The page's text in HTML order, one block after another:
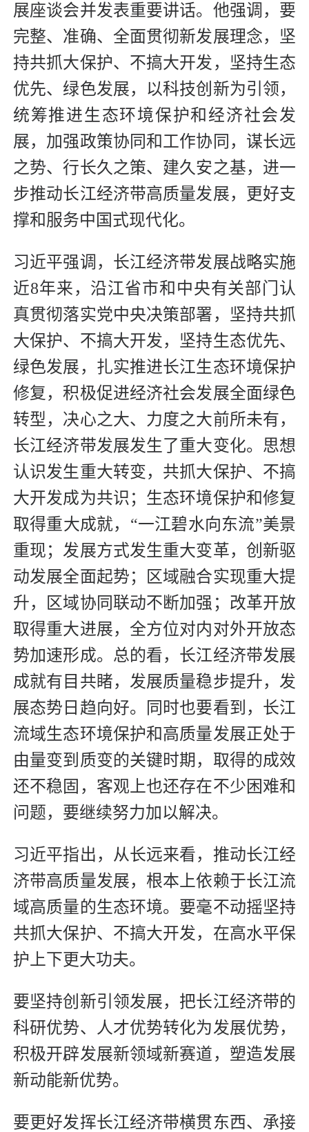
展座谈会并发表重要讲话。他强调，要
完整、准确、全面贯彻新发展理念，坚
持共抓大保护、不搞大开发，坚持生态
优先、绿色发展，以科技创新为引领，
统筹推进生态环境保护和经济社会发
展，加强政策协同和工作协同，谋长远
之势、行长久之策、建久安之基，进一
步推动长江经济带高质量发展，更好支
撑和服务中国式现代化。
习近平强调，长江经济带发展战略实施
近8年来，沿江省市和中央有关部门认
真贯彻落实党中央决策部署，坚持共抓
大保护、不搞大开发，坚持生态优先、
绿色发展，扎实推进长江生态环境保护
修复，积极促进经济社会发展全面绿色
转型，决心之大、力度之大前所未有，
长江经济带发展发生了重大变化。思想
认识发生重大转变，共抓大保护、不搞
大开发成为共识；生态环境保护和修复
取得重大成就，“一江碧水向东流”美景
重现；发展方式发生重大变革，创新驱
动发展全面起势；区域融合实现重大提
升，区域协同联动不断加强；改革开放
取得重大进展，全方位对内对外开放态
势加速形成。总的看，长江经济带发展
成就有目共睹，发展质量稳步提升，发
展态势日趋向好。同时也要看到，长江
流域生态环境保护和高质量发展正处于
由量变到质变的关键时期，取得的成效
还不稳固，客观上也还存在不少困难和
问题，要继续努力加以解决。
习近平指出，从长远来看，推动长江经
济带高质量发展，根本上依赖于长江流
域高质量的生态环境。要毫不动摇坚持
共抓大保护、不搞大开发，在高水平保
护上下更大功夫。
要坚持创新引领发展，把长江经济带的
科研优势、人才优势转化为发展优势，
积极开辟发展新领域新赛道，塑造发展
新动能新优势。
要更好发挥长江经济带横贯东西、承接